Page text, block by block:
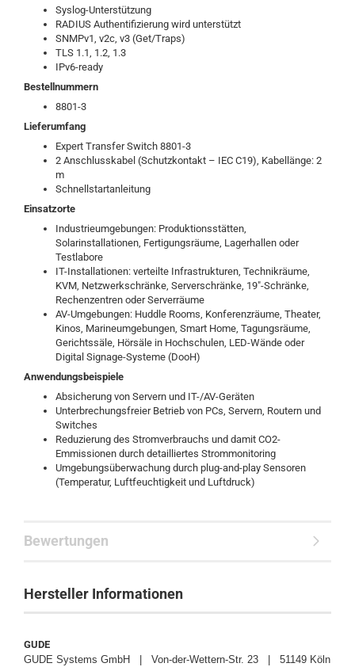
Syslog-Unterstützung
RADIUS Authentifizierung wird unterstützt
SNMPv1, v2c, v3 (Get/Traps)
TLS 1.1, 1.2, 1.3
IPv6-ready
Bestellnummern
8801-3
Lieferumfang
Expert Transfer Switch 8801-3
2 Anschlusskabel (Schutzkontakt – IEC C19), Kabellänge: 2
m
Schnellstartanleitung
Einsatzorte
Industrieumgebungen: Produktionsstätten,
Solarinstallationen, Fertigungsräume, Lagerhallen oder
Testlabore
IT-Installationen: verteilte Infrastrukturen, Technikräume,
KVM, Netzwerkschränke, Serverschränke, 19″-Schränke,
Rechenzentren oder Serverräume
AV-Umgebungen: Huddle Rooms, Konferenzräume, Theater,
Kinos, Marineumgebungen, Smart Home, Tagungsräume,
Gerichtssäle, Hörsäle in Hochschulen, LED-Wände oder
Digital Signage-Systeme (DooH)
Anwendungsbeispiele
Absicherung von Servern und IT-/AV-Geräten
Unterbrechungsfreier Betrieb von PCs, Servern, Routern und
Switches
Reduzierung des Stromverbrauchs und damit CO2-
Emmissionen durch detailliertes Strommonitoring
Umgebungsüberwachung durch plug-and-play Sensoren
(Temperatur, Luftfeuchtigkeit und Luftdruck)
Bewertungen
Hersteller Informationen
GUDE
GUDE Systems GmbH | Von-der-Wettern-Str. 23 | 51149 Köln